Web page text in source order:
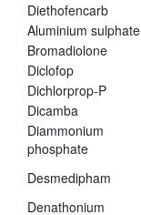
Diethofencarb
Aluminium sulphate
Bromadiolone
Diclofop
Dichlorprop-P
Dicamba
Diammonium
phosphate
Desmedipham
Denathonium